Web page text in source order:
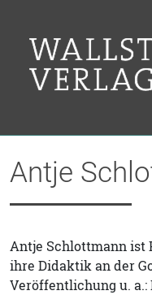
Antje
Antje Schlottmann ist
ihre Didaktik an der
Veröffentlichung u.